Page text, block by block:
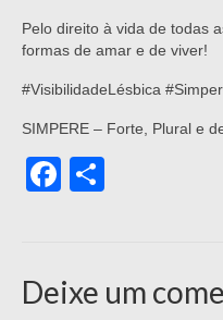
Pelo direito à vida de todas
formas de amar e de viver!
#VisibilidadeLésbica
SIMPERE – Forte, Plural e
Facebook
Deixe um